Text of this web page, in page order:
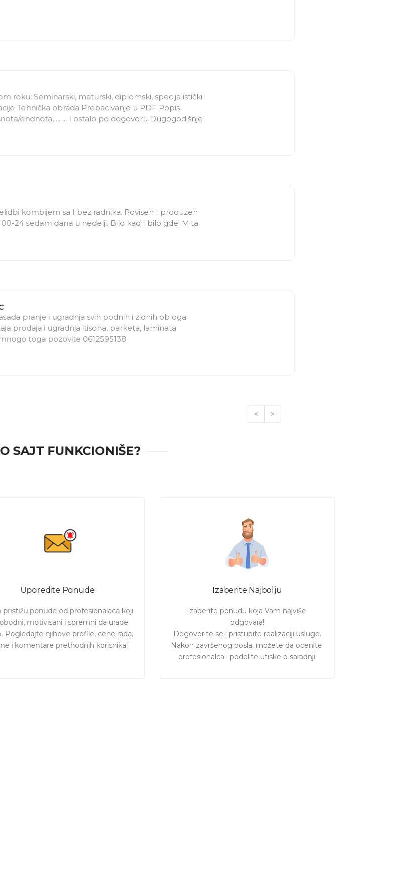
roku: Seminarski, maturski, diplomski, specijalistički i
Tehnička obrada Prebacivanje u PDF Popis
endnota, ... ... I ostalo po dogovoru Dugogodišnje
Office paketu
kombijem sa I bez radnika. Povisen I produzen
24 sedam dana u nedelji. Bilo kad I bilo gde! Mita
pranje i ugradnja svih podnih i zidnih obloga
prodaja i ugradnja itisona, parketa, laminata
toga pozovite 0612595138
< >
SAJT FUNKCIONIŠE?
Uporedite Ponude
pristižu ponude od profesionalaca koji
motivisani i spremni da urade
Pogledajte njihove profile, cene rada,
i komentare prethodnih korisnika!
Izaberite Najbolju
Izaberite ponudu koja Vam najviše
odgovara!
Dogovorite se i pristupite realizaciji usluge.
Nakon završenog posla, možete da ocenite
profesionalca i podelite utiske o saradnji.